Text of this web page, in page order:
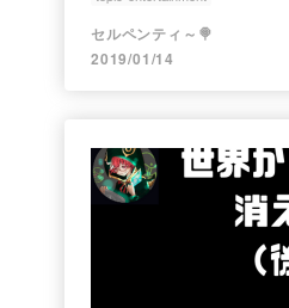
セルペンティ～🍭
2019/01/14